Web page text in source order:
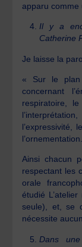
apparu comme
Il y a
Catherine
Je laisse la
« Sur le plan
concernant
respiratoire,
l’expressivité,
l’ornementation.
Ainsi chacun
respectant les
orale
étudié
seule), et, se
nécessite
Dans